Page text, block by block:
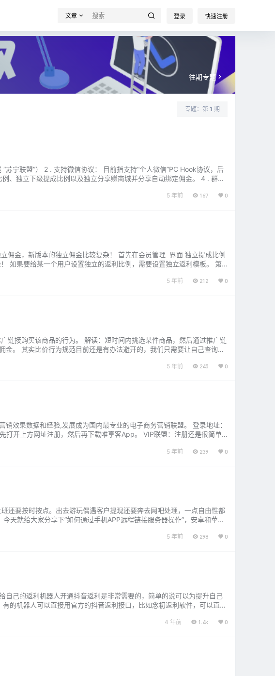
文章 登录 快速注册
往期专题
专题：第 1 期
苏宁联盟”） 2 . 支持微信协议： 目前指支持“个人微信”PC Hook协议，后
、独立下级提成比例以及独立分享赚商城并分享自动绑定佣金。 4 . 群组
5 年前 167 0
佣金，新版本的独立佣金比较复杂！ 首先在会员管理 界面 独立提成比例
如果要给某一个用户设置独立的返利比例，需要设置独立返利模板。 第
5 年前 212 0
链接购买该商品的行为。 解读：短时间内挑选某件商品，然后通过推广链
。 其实比价行为规范目前还是有办法避开的，我们只需要让自己查询的
5 年前 245 0
效果数据和经验,发展成为国内最专业的电子商务营销联盟。 登录地址：
开上方网址注册，然后再下载唯享客App。 VIP联盟：注册还是很简单
5 年前 239 0
还要按时按点。出去游玩偶遇客户提现还要奔去网吧处理，一点自由性都
天就给大家分享下“如何通过手机APP远程链接服务器操作”，安卓和苹果
5 年前 298 0
己的返利机器人开通抖音返利是非常需要的，简单的说可以为提升自己
的机器人可以直接用官方的抖音返利接口，比如念初返利软件，可以直接
4 年前 1.4k 0